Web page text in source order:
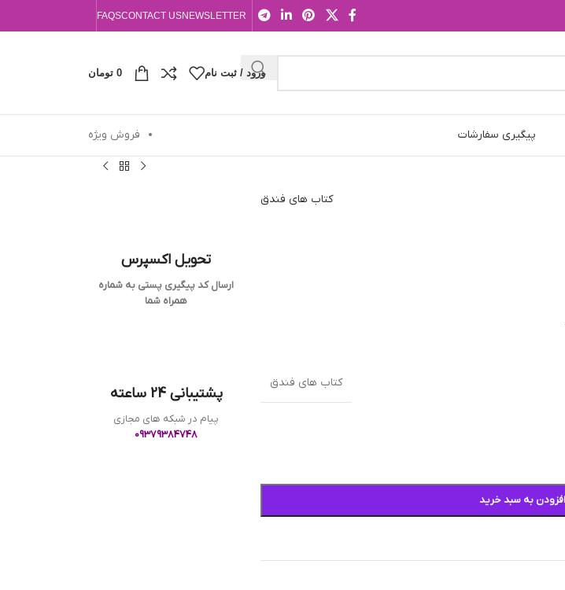
NEWSLETTER
CONTACT US
FAQS
ورود / ثبت نام 0 تومان
پیگیری سفارشات فروش ویژه
کتاب های فندق
کتاب های فندق
افزودن به سبد خرید
تحویل اکسپرس
ارسال کد پیگیری پستی به شماره
همراه شما
پشتیبانی 24 ساعته
پیام در شبکه های مجازی
09379384748